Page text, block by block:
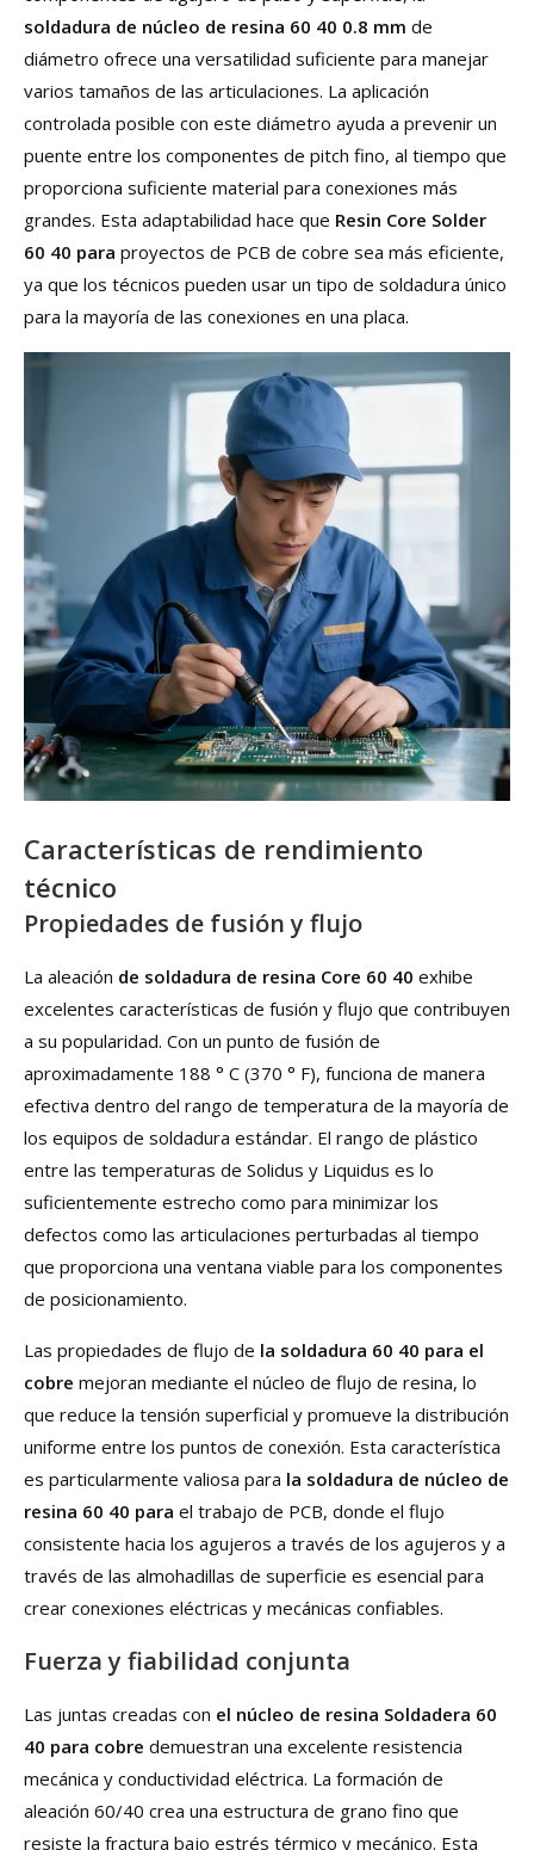
soldadura de núcleo de resina 60 40 0.8 mm de
diámetro ofrece una versatilidad suficiente para manejar
varios tamaños de las articulaciones. La aplicación
controlada posible con este diámetro ayuda a prevenir un
puente entre los componentes de pitch fino, al tiempo que
proporciona suficiente material para conexiones más
grandes. Esta adaptabilidad hace que Resin Core Solder
60 40 para proyectos de PCB de cobre sea más eficiente,
ya que los técnicos pueden usar un tipo de soldadura único
para la mayoría de las conexiones en una placa.
Características de rendimiento
técnico
Propiedades de fusión y flujo
La aleación de soldadura de resina Core 60 40 exhibe
excelentes características de fusión y flujo que contribuyen
a su popularidad. Con un punto de fusión de
aproximadamente 188 ° C (370 ° F), funciona de manera
efectiva dentro del rango de temperatura de la mayoría de
los equipos de soldadura estándar. El rango de plástico
entre las temperaturas de Solidus y Liquidus es lo
suficientemente estrecho como para minimizar los
defectos como las articulaciones perturbadas al tiempo
que proporciona una ventana viable para los componentes
de posicionamiento.
Las propiedades de flujo de la soldadura 60 40 para el
cobre mejoran mediante el núcleo de flujo de resina, lo
que reduce la tensión superficial y promueve la distribución
uniforme entre los puntos de conexión. Esta característica
es particularmente valiosa para la soldadura de núcleo de
resina 60 40 para el trabajo de PCB, donde el flujo
consistente hacia los agujeros a través de los agujeros y a
través de las almohadillas de superficie es esencial para
crear conexiones eléctricas y mecánicas confiables.
Fuerza y ​​fiabilidad conjunta
Las juntas creadas con el núcleo de resina Soldadera 60
40 para cobre demuestran una excelente resistencia
mecánica y conductividad eléctrica. La formación de
aleación 60/40 crea una estructura de grano fino que
resiste la fractura bajo estrés térmico y mecánico. Esta